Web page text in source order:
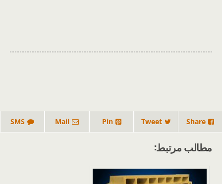
Share
Tweet
Pin
Mail
SMS
مطالب مرتبط: